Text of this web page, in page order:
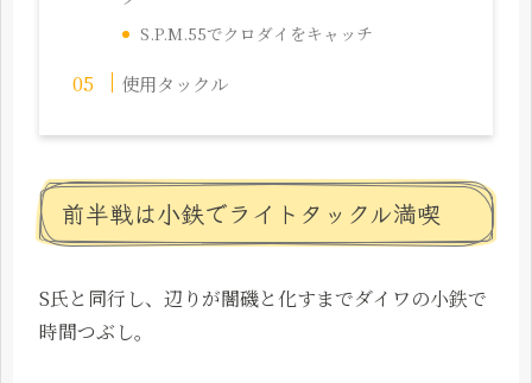
S.P.M.55でクロダイをキャッチ
使用タックル
前半戦は小鉄でライトタックル満喫
S氏と同行し、辺りが闇磯と化すまでダイワの小鉄で
時間つぶし。